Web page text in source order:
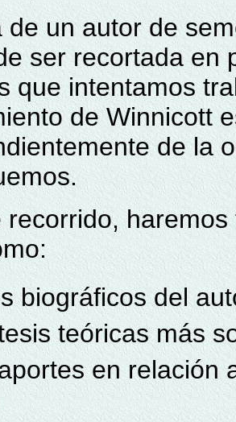
de un autor de
ser recortada en
que intentamos
de Winnicott
de la
recorrido,
biográficos del
teóricas más
en relación